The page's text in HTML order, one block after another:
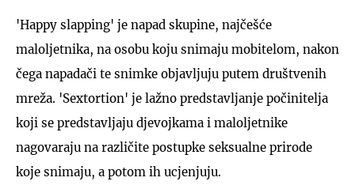
'Happy slapping' je napad skupine, najčešće
maloljetnika, na osobu koju snimaju mobitelom, nakon
čega napadači te snimke objavljuju putem društvenih
mreža. 'Sextortion' je lažno predstavljanje počinitelja
koji se predstavljaju djevojkama i maloljetnike
nagovaraju na različite postupke seksualne prirode
koje snimaju, a potom ih ucjenjuju.